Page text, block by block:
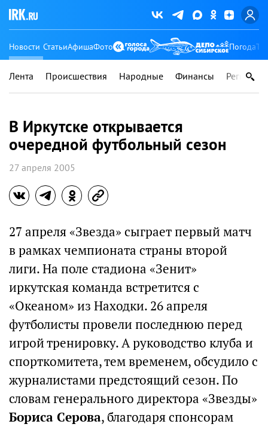
Новости СтатьиАфишаФото Погода
Лента Происшествия Народные Финансы Регионы
В Иркутске открывается
очередной футбольный сезон
27 апреля 2005
27 апреля «Звезда» сыграет первый матч
в рамках чемпионата страны второй
лиги. На поле стадиона «Зенит»
иркутская команда встретится с
«Океаном» из Находки. 26 апреля
футболисты провели последнюю перед
игрой тренировку. А руководство клуба и
спорткомитета, тем временем, обсудило с
журналистами предстоящий сезон. По
словам генерального директора «Звезды»
Бориса Серова, благодаря спонсорам